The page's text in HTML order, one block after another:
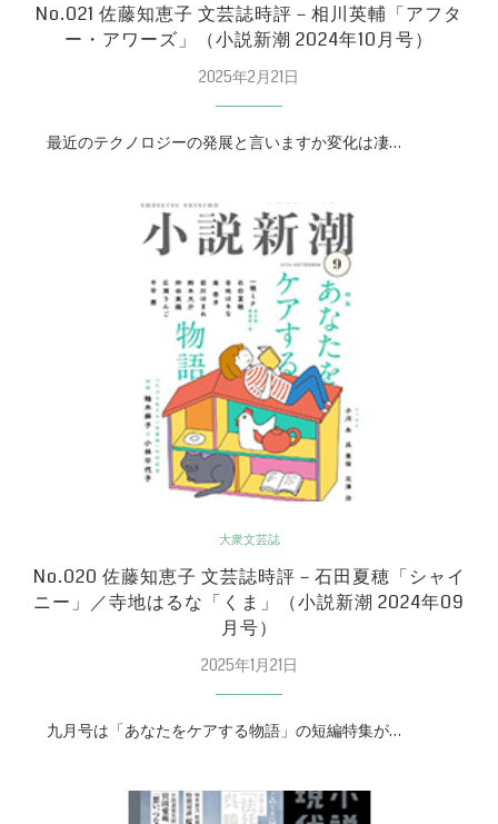
No.021 佐藤知恵子 文芸誌時評－相川英輔「アフタ
ー・アワーズ」（小説新潮 2024年10月号）
2025年2月21日
最近のテクノロジーの発展と言いますか変化は凄…
大衆文芸誌
No.020 佐藤知恵子 文芸誌時評－石田夏穂「シャイ
ニー」／寺地はるな「くま」（小説新潮 2024年09
月号）
2025年1月21日
九月号は「あなたをケアする物語」の短編特集が…